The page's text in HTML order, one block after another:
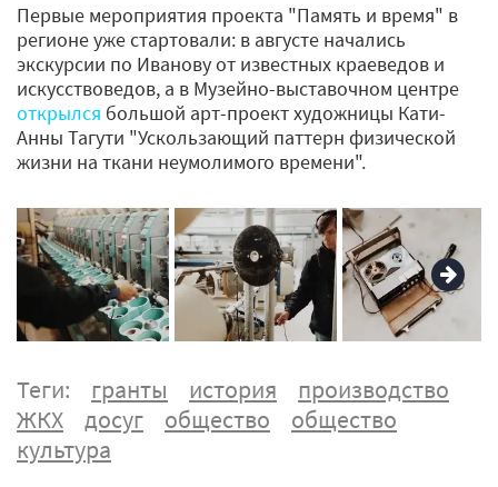
Первые мероприятия проекта "Память и время" в
регионе уже стартовали: в августе начались
экскурсии по Иванову от известных краеведов и
искусствоведов, а в Музейно-выставочном центре
открылся большой арт-проект художницы Кати-
Анны Тагути "Ускользающий паттерн физической
жизни на ткани неумолимого времени".
Теги: гранты история
производство
ЖКХ
досуг общество
общество
культура